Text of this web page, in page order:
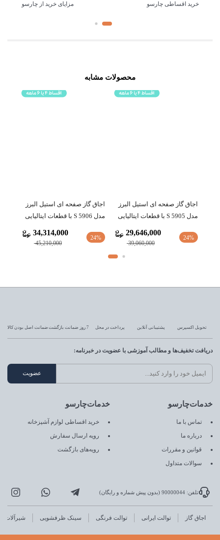
خرید اقساطی چارسو مزایای خرید از چارسو
محصولات مشابه
اجاق گاز صفحه ای استیل البرز
مدل S 5905 با قطعات ایتالیایی
24%
39,060,000
29,646,000
اجاق گاز صفحه ای استیل البرز
مدل S 5906 با قطعات ایتالیایی
24%
45,210,000
34,314,000
تحویل اکسپرس پشتیبانی آنلاین پرداخت در محل 7 روز ضمانت بازگشت ضمانت اصل بودن کالا
خدمات‌چارسو
تماس با ما
درباره ما
قوانین و مقررات
سوالات متداول
خدمات‌چارسو
خرید اقساطی لوازم آشپزخانه
رویه ارسال سفارش
رویه‌های بازگشت
دریافت تخفیف‌ها و مطالب آموزشی با عضویت در خبرنامه:
تلفن: 90000044 (بدون پیش شماره و رایگان)
اجاق گاز توالت ایرانی توالت فرنگی سینک ظرفشویی شیرآلات